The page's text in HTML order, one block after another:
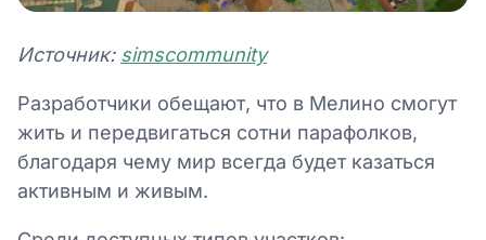
Источник: simscommunity
Разработчики обещают, что в Мелино смогут
жить и передвигаться сотни парафолков,
благодаря чему мир всегда будет казаться
активным и живым.